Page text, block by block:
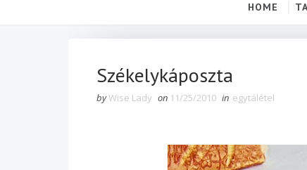
HOME
Székelykáposzta
byWise Lady on 11/25/2010 in egytálétel